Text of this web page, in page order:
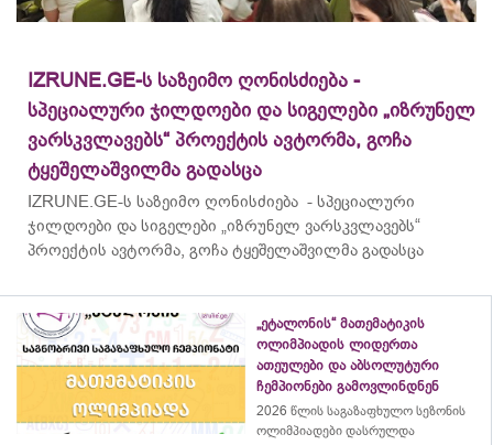
IZRUNE.GE-ს საზეიმო ღონისძიება -
სპეციალური ჯილდოები და სიგელები „იზრუნელ
ვარსკვლავებს“ პროექტის ავტორმა, გოჩა
ტყეშელაშვილმა გადასცა
IZRUNE.GE-ს საზეიმო ღონისძიება - სპეციალური
ჯილდოები და სიგელები „იზრუნელ ვარსკვლავებს“
პროექტის ავტორმა, გოჩა ტყეშელაშვილმა გადასცა
„ეტალონის“ მათემატიკის
ოლიმპიადის ლიდერთა
ათეულები და აბსოლუტური
ჩემპიონები გამოვლინდნენ
2026 წლის საგაზაფხულო სეზონის
ოლიმპიადები დასრულდა